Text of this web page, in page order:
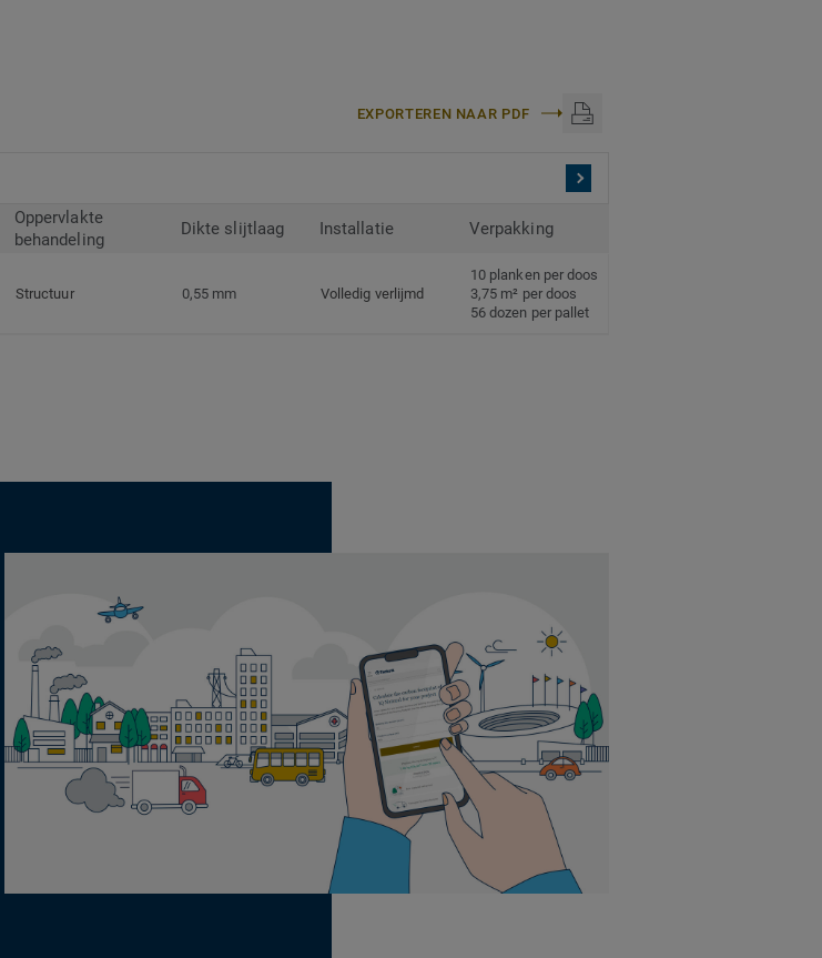
EXPORTEREN NAAR PDF
Oppervlakte
behandeling
Dikte slijtlaag Installatie Verpakking
Structuur 0,55 mm Volledig verlijmd
10 planken per doos
3,75 m² per doos
56 dozen per pallet